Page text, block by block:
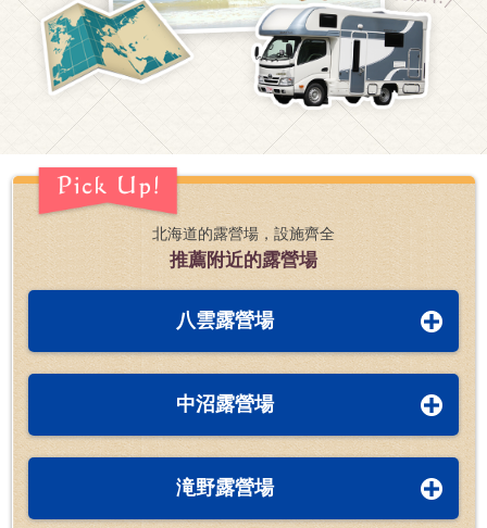
北海道的露營場，設施齊全
推薦附近的露營場
八雲露營場
中沼露營場
滝野露營場